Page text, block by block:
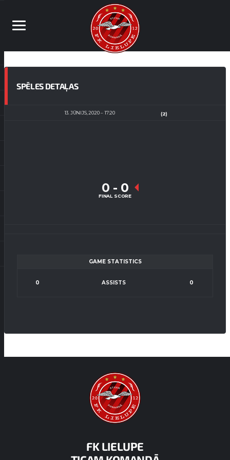
SPĒLES DETAĻAS
13. JŪNIJS, 2020 17:20 (2)
0 - 0
FINAL SCORE
GAME STATISTICS
0 ASSISTS 0
FK LIELUPE